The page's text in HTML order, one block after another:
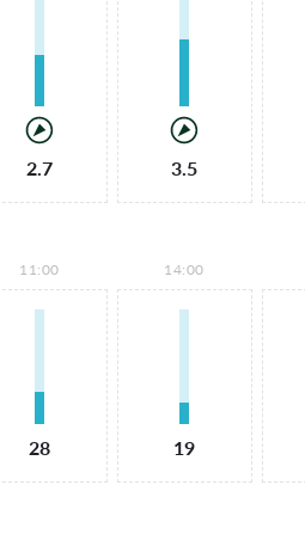
2.7 3.5
11:00
28
14:00
19